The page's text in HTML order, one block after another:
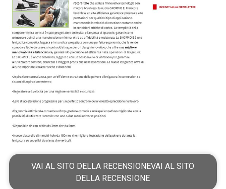
VAI AL SITO DELLA RECENSIONEVAI AL SITO
DELLA RECENSIONE